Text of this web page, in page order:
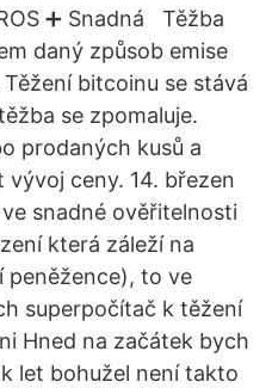
➕ Snadná Těžba
daný způsob emise
bitcoinu se stává
se zpomaluje.
prodaných kusů a
ceny. 14. březen
snadné ověřitelnosti
která záleží na
peněžence), to ve
superpočítač k těžení
Hned na začátek bych
let bohužel není takto